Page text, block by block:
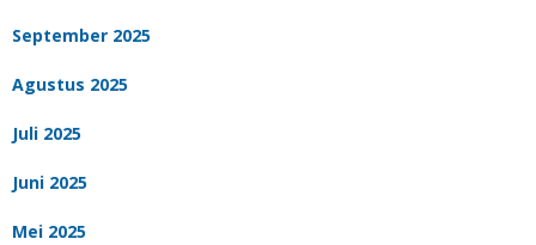
September 2025
Agustus 2025
Juli 2025
Juni 2025
Mei 2025